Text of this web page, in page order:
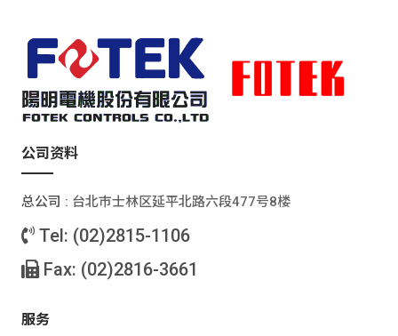
公司资料
总公司 : 台北巿士林区延平北路六段477号8楼
Tel: (02)2815-1106
Fax: (02)2816-3661
服务